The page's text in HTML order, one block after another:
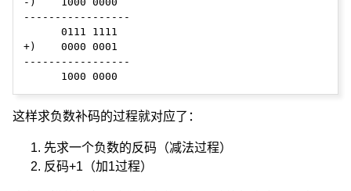
-----------------
      0111 1111
+)    0000 0001
-----------------
这样求负数补码的过程就对应了：
先求一个负数的反码（减法过程）
反码+1（加1过程）